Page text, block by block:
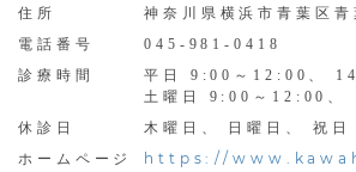
住所
神奈川県横浜市青葉区
電話番号
045-981-0418
診療時間
平日 9:00～12:00、
土曜日 9:00～12:00、
休診日
木曜日、 日曜日、 祝日
ホームページ
https://